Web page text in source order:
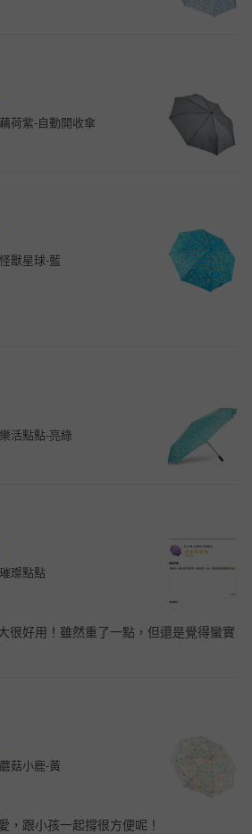
荷紫-自動開收傘
獸星球-藍
活點點-亮綠
璨點點
很好用！雖然重了一點，但還是覺得蠻實
菇小鹿-黃
，跟小孩一起撐很方便呢！